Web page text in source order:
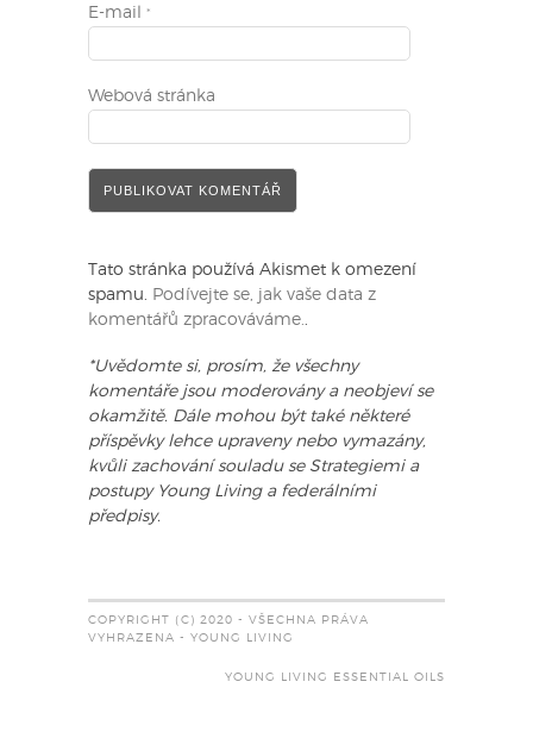
E-mail *
Webová stránka
Tato stránka používá Akismet k omezení
spamu. Podívejte se, jak vaše data z
komentářů zpracováváme..
*Uvědomte si, prosím, že všechny
komentáře jsou moderovány a neobjeví se
okamžitě. Dále mohou být také některé
příspěvky lehce upraveny nebo vymazány,
kvůli zachování souladu se Strategiemi a
postupy Young Living a federálními
předpisy.
COPYRIGHT (C) 2020 - VŠECHNA PRÁVA
VYHRAZENA - YOUNG LIVING
YOUNG LIVING ESSENTIAL OILS